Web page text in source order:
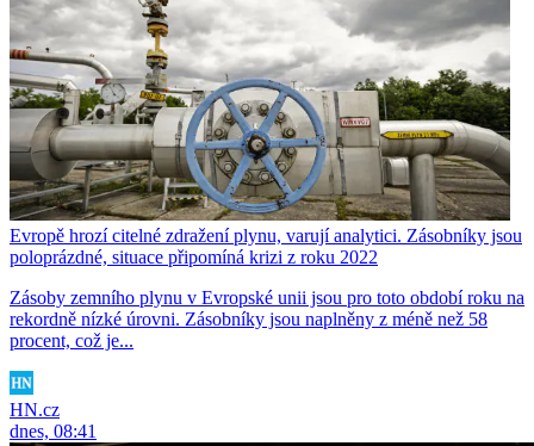
Evropě hrozí citelné zdražení plynu, varují analytici. Zásobníky jsou
poloprázdné, situace připomíná krizi z roku 2022
Zásoby zemního plynu v Evropské unii jsou pro toto období roku na
rekordně nízké úrovni. Zásobníky jsou naplněny z méně než 58
procent, což je...
HN.cz
dnes, 08:41